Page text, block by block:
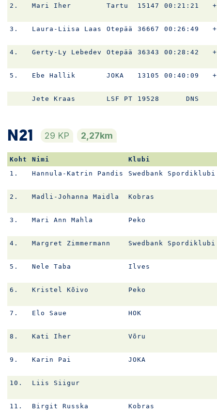
2. Mari Iher Tartu 15147 00:21:21
3. Laura-Liisa Laas Otepää 36667 00:26:49
4. Gerty-Ly Lebedev Otepää 36343 00:28:42
5. Ebe Hallik JOKA 13105 00:40:09
Jete Kraas LSF PT 19528 DNS
N21 29 KP 2,27km
Koht Nimi
Klubi
1.
Hannula-Katrin Pandis Swedbank Spordiklubi
2. Madli-Johanna Maidla Kobras
3. Mari Ann Mahla Peko
4. Margret Zimmermann Swedbank Spordiklubi
5. Nele Taba Ilves
6. Kristel Kõivo Peko
7. Elo Saue HOK
8. Kati Iher Võru
9. Karin Pai JOKA
10. Liis Siigur
11. Birgit Russka Kobras